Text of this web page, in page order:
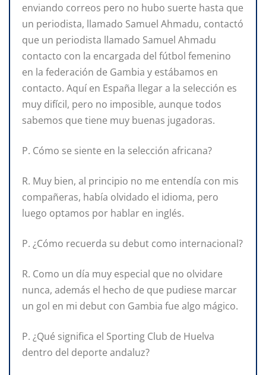
enviando correos pero no hubo suerte hasta que
un periodista, llamado Samuel Ahmadu, contactó
que un periodista llamado Samuel Ahmadu
contacto con la encargada del fútbol femenino
en la federación de Gambia y estábamos en
contacto. Aquí en España llegar a la selección es
muy difícil, pero no imposible, aunque todos
sabemos que tiene muy buenas jugadoras.
P. Cómo se siente en la selección africana?
R. Muy bien, al principio no me entendía con mis
compañeras, había olvidado el idioma, pero
luego optamos por hablar en inglés.
P. ¿Cómo recuerda su debut como internacional?
R. Como un día muy especial que no olvidare
nunca, además el hecho de que pudiese marcar
un gol en mi debut con Gambia fue algo mágico.
P. ¿Qué significa el Sporting Club de Huelva
dentro del deporte andaluz?